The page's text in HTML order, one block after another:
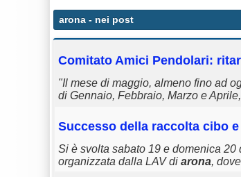
arona - nei post
Comitato Amici Pendolari:
"Il mese di maggio, almeno fino ad
di Gennaio, Febbraio, Marzo e
Successo della raccolta cibo
Si è svolta sabato 19 e domenica
organizzata dalla LAV di arona,